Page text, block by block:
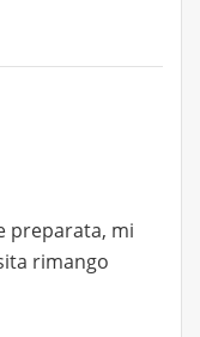
preparata, mi
rimango